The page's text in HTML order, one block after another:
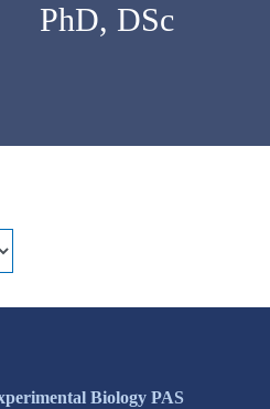
PhD, DSc
Biology PAS